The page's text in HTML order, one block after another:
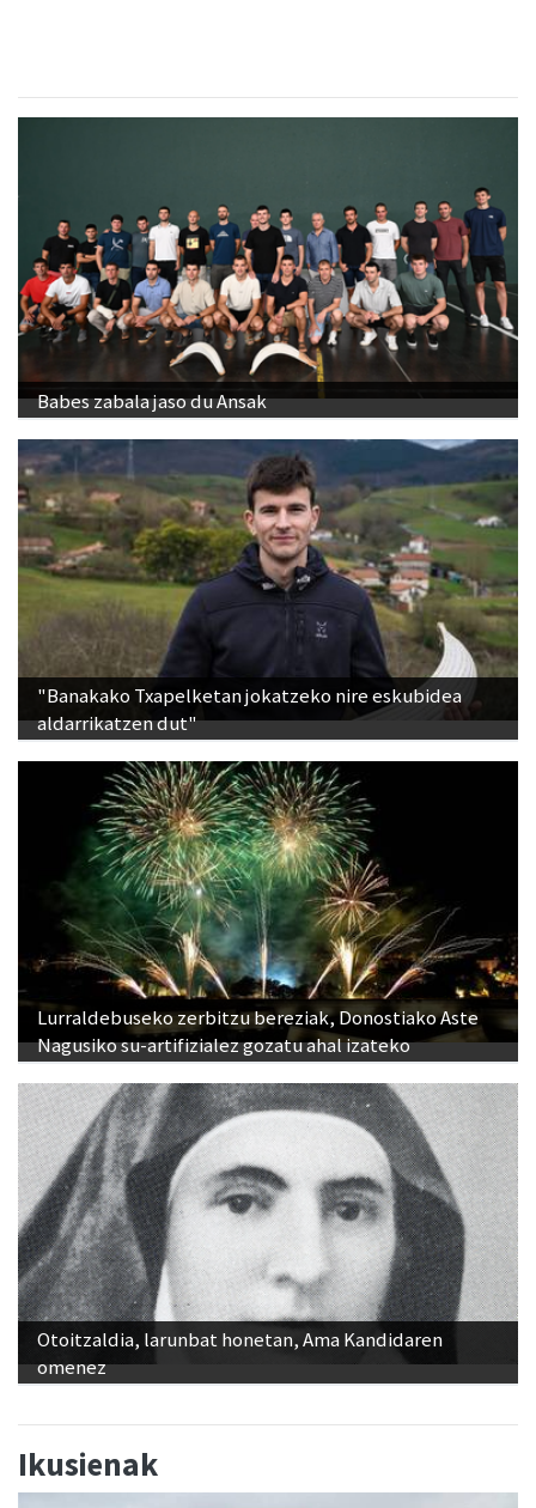
Babes zabala jaso du Ansak
"Banakako Txapelketan jokatzeko nire eskubidea
aldarrikatzen dut"
Lurraldebuseko zerbitzu bereziak, Donostiako Aste
Nagusiko su-artifizialez gozatu ahal izateko
Otoitzaldia, larunbat honetan, Ama Kandidaren
omenez
Ikusienak